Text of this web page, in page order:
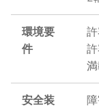
環境要
件
安全装